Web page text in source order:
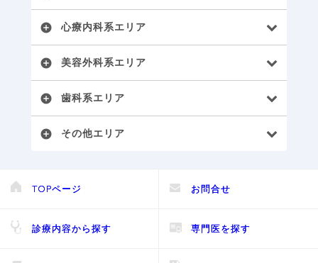
add_circle 心療内科系エリア
add_circle 美容外科系エリア
add_circle 歯科系エリア
add_circle その他エリア
TOPページ お問合せ
診療内容から探す 専門医を探す